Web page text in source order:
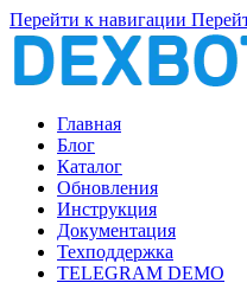
Перейти к навигации
Главная
Блог
Каталог
Обновления
Инструкция
Документация
Техподдержка
TELEGRAM DEMO